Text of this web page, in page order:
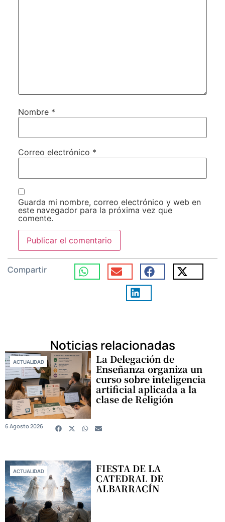
Nombre *
Correo electrónico *
Guarda mi nombre, correo electrónico y web en
este navegador para la próxima vez que
comente.
Compartir
Noticias relacionadas
ACTUALIDAD La Delegación de
Enseñanza organiza un
curso sobre inteligencia
artificial aplicada a la
clase de Religión
6 Agosto 2026
ACTUALIDAD FIESTA DE LA
CATEDRAL DE
ALBARRACÍN